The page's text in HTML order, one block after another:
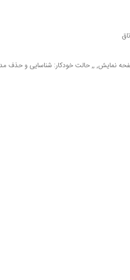
,, حالت خودکار: شناسایی و حذف مداوم